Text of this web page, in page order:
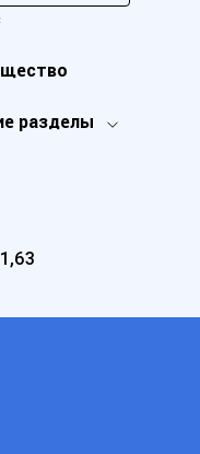
разделы